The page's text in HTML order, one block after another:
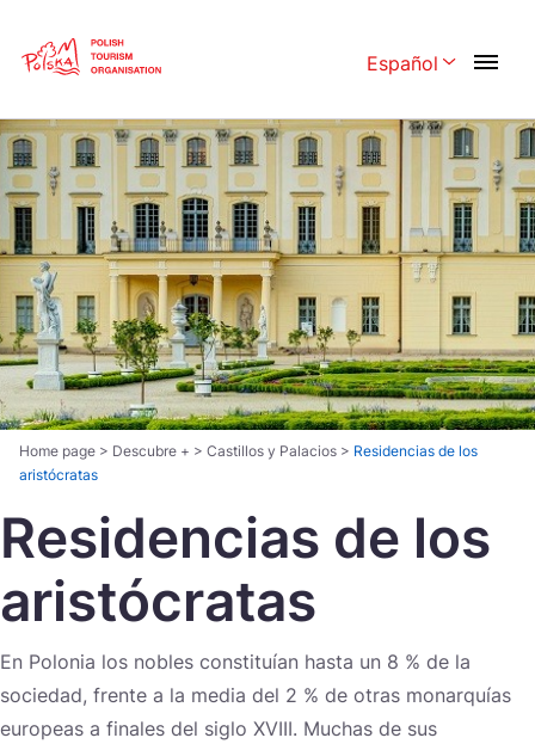
Español
Polski English
Česká 中国
Dansk Deutschland
Español Français
Italiano Magyar
Nederlands 日本語
Português Norsk
Україна
Zamknij
Home page > Descubre + > Castillos y Palacios > Residencias de los
aristócratas
Residencias de los
aristócratas
En Polonia los nobles constituían hasta un 8 % de la
sociedad, frente a la media del 2 % de otras monarquías
europeas a finales del siglo XVIII. Muchas de sus